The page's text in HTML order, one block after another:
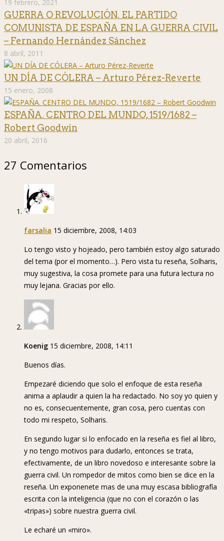
19 febrero, 2021
GUERRA O REVOLUCIÓN. EL PARTIDO
COMUNISTA DE ESPAÑA EN LA GUERRA CIVIL
– Fernando Hernández Sánchez
8 abril, 2011
UN DÍA DE CÓLERA – Arturo Pérez-Reverte
15 enero, 2008
ESPAÑA. CENTRO DEL MUNDO, 1519/1682 –
Robert Goodwin
20 abril, 2016
27 Comentarios
farsalia 15 diciembre, 2008, 14:03
Lo tengo visto y hojeado, pero también estoy algo saturado
del tema (por el momento…). Pero vista tu reseña, Solharis,
muy sugestiva, la cosa promete para una futura lectura no
muy lejana. Gracias por ello.
Koenig 15 diciembre, 2008, 14:11
Buenos días.
Empezaré diciendo que solo el enfoque de esta reseña
anima a aplaudir a quien la ha redactado. No soy yo quien y
no es, consecuentemente, gran cosa, pero cuentas con
todo mi respeto, Solharis.
En segundo lugar si lo enfocado en la reseña es fiel al libro,
y no tengo motivos para dudarlo, entonces se trata,
efectivamente, de un libro novedoso e interesante sobre la
guerra civil. Un rompedor de mitos como bien se dice en la
reseña. Un exponenete mas de una muy escasa bibliografía
escrita con la inteligencia (que no con el corazón o las
«tripas») sobre nuestra guerra civil.
Le echaré un «miro».